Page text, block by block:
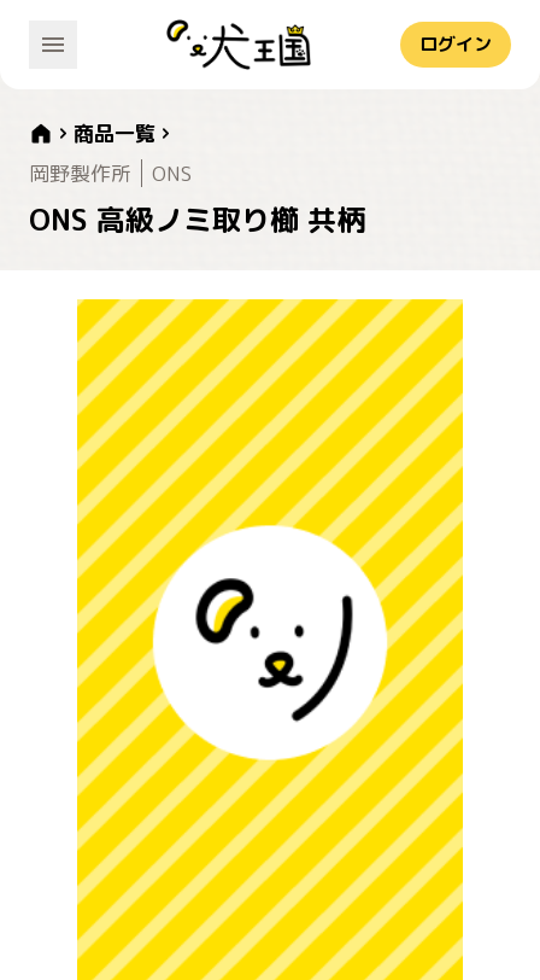
ログイン
商品一覧
岡野製作所
ONS
ONS 高級ノミ取り櫛 共柄